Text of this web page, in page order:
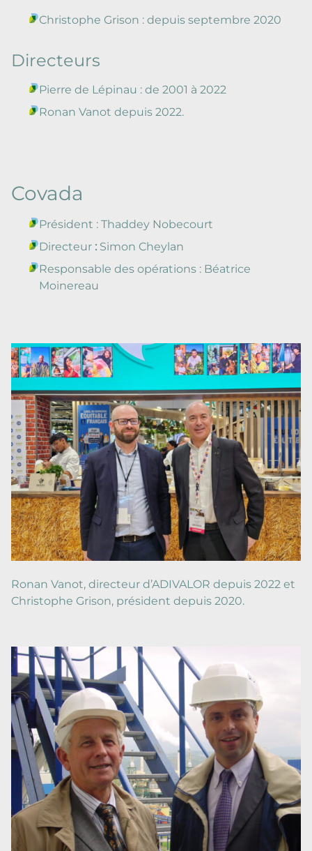
Christophe Grison : depuis septembre 2020
Directeurs
Pierre de Lépinau : de 2001 à 2022
Ronan Vanot depuis 2022.
Covada
Président : Thaddey Nobecourt
Directeur : Simon Cheylan
Responsable des opérations : Béatrice
Moinereau
Ronan Vanot, directeur d’ADIVALOR depuis 2022 et
Christophe Grison, président depuis 2020.